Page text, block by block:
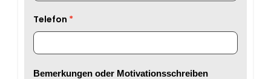
Telefon
Bemerkungen oder Motivationsschreiben